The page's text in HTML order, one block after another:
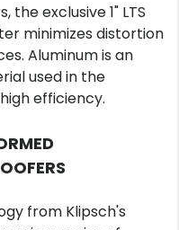
the exclusive 1" LTS
minimizes distortion
Aluminum is an
used in the
efficiency.
from Klipsch's